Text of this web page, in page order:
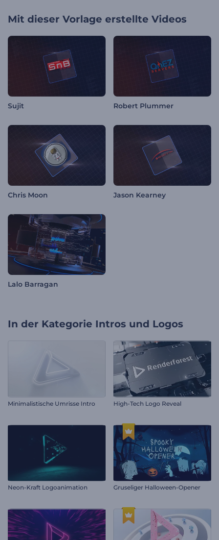
Mit dieser Vorlage erstellte Videos
Sujit Robert Plummer
Chris Moon Jason Kearney
Lalo Barragan
In der Kategorie Intros und Logos
Minimalistische Umrisse Intro High-Tech Logo Reveal
Neon-Kraft Logoanimation Gruseliger Halloween-Opener